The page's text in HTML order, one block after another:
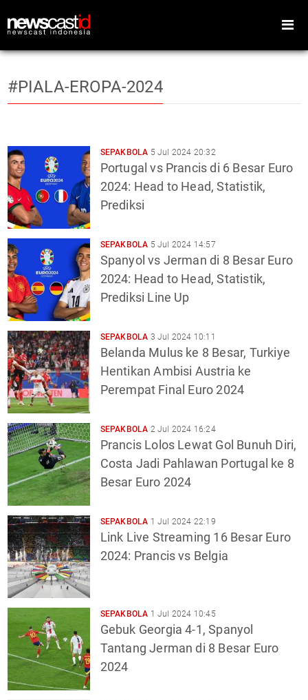
Gaya Hidup
Teknologi
Games
Sports
#PIALA-EROPA-2024
SEPAKBOLA 5 Jul 2024 20:32
Portugal vs Prancis di 6 Besar Euro
2024: Head to Head, Statistik,
Prediksi
SEPAKBOLA 5 Jul 2024 14:57
Spanyol vs Jerman di 8 Besar Euro
2024: Head to Head, Statistik,
Prediksi Line Up
SEPAKBOLA 3 Jul 2024 10:11
Belanda Mulus ke 8 Besar, Turkiye
Hentikan Ambisi Austria ke
Perempat Final Euro 2024
SEPAKBOLA 2 Jul 2024 16:24
Prancis Lolos Lewat Gol Bunuh Diri,
Costa Jadi Pahlawan Portugal ke 8
Besar Euro 2024
SEPAKBOLA 1 Jul 2024 22:19
Link Live Streaming 16 Besar Euro
2024: Prancis vs Belgia
SEPAKBOLA 1 Jul 2024 10:45
Gebuk Georgia 4-1, Spanyol
Tantang Jerman di 8 Besar Euro
2024